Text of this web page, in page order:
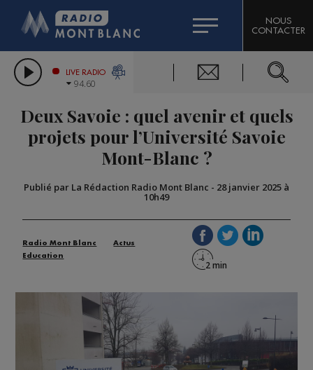
LES CHRONIQUES DE L'EXPERT
CITIZEN MACHINERY
GRAND MASSIF DOMAINES SKIABLES
BIGARD
COMPAGNIE DU MONT-BLANC
NOUS
CONTACTER
LIVE RADIO
94.60
Deux Savoie : quel avenir et quels
projets pour l’Université Savoie
Mont-Blanc ?
Publié par La Rédaction Radio Mont Blanc - 28 janvier 2025 à
10h49
Radio Mont Blanc
Actus
Education